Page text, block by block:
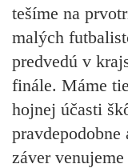
tešíme na
malých
predvedú v
finále. Máme
hojnej účasti
záver